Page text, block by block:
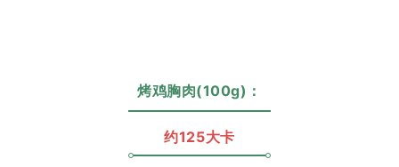
烤鸡胸肉(100g)：
约125大卡